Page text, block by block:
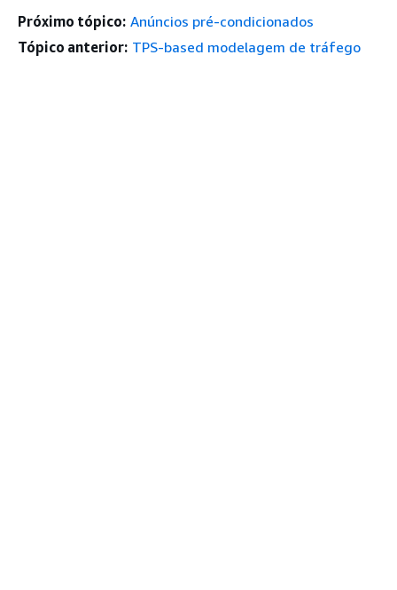
Próximo tópico: Anúncios pré-condicionados
Tópico anterior: TPS-based modelagem de tráfego